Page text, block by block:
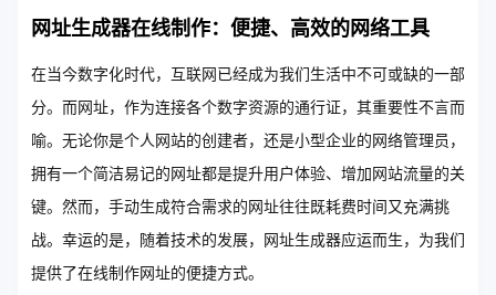
网址生成器在线制作：便捷、高效的网络工具
在当今数字化时代，互联网已经成为我们生活中不可或缺的一部
分。而网址，作为连接各个数字资源的通行证，其重要性不言而
喻。无论你是个人网站的创建者，还是小型企业的网络管理员，
拥有一个简洁易记的网址都是提升用户体验、增加网站流量的关
键。然而，手动生成符合需求的网址往往既耗费时间又充满挑
战。幸运的是，随着技术的发展，网址生成器应运而生，为我们
提供了在线制作网址的便捷方式。